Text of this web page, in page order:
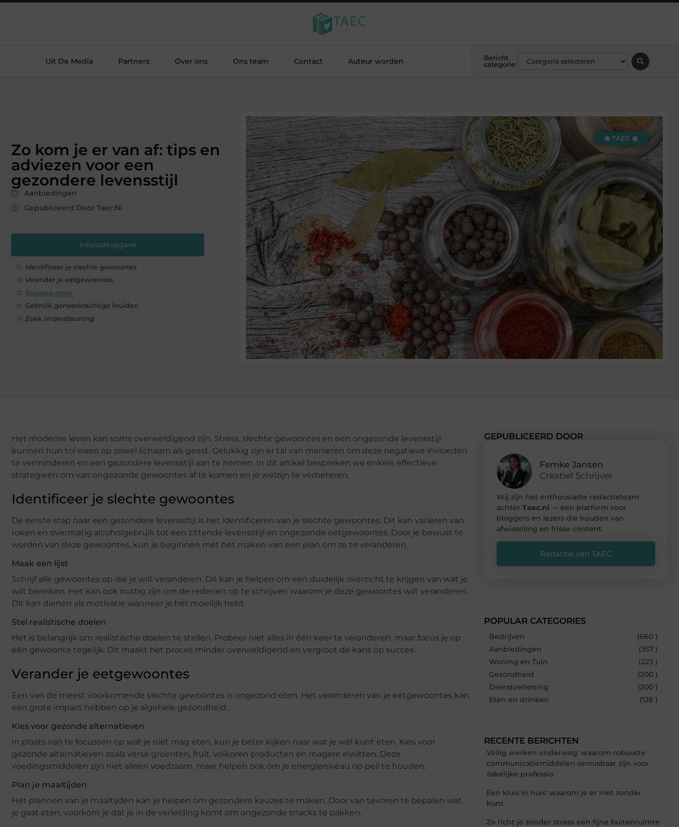
Uit De Media Partners Over ons Ons team Contact Auteur worden
Bericht
categorie
Zo kom je er van af: tips en
adviezen voor een
gezondere levensstijl
Aanbiedingen
Gepubliceerd Door Taec.nl
Inhoudsopgave
Identificeer je slechte gewoontes
Verander je eetgewoontes
Beweeg meer
Gebruik geneeskrachtige kruiden
Zoek ondersteuning
◉ TAEC ◉
Het moderne leven kan soms overweldigend zijn. Stress, slechte gewoontes en een ongezonde levensstijl
kunnen hun tol eisen op zowel lichaam als geest. Gelukkig zijn er tal van manieren om deze negatieve invloeden
te verminderen en een gezondere levensstijl aan te nemen. In dit artikel bespreken we enkele effectieve
strategieën om van ongezonde gewoontes af te komen en je welzijn te verbeteren.
Identificeer je slechte gewoontes
De eerste stap naar een gezondere levensstijl is het identificeren van je slechte gewoontes. Dit kan variëren van
roken en overmatig alcoholgebruik tot een zittende levensstijl en ongezonde eetgewoontes. Door je bewust te
worden van deze gewoontes, kun je beginnen met het maken van een plan om ze te veranderen.
Maak een lijst
Schrijf alle gewoontes op die je wilt veranderen. Dit kan je helpen om een duidelijk overzicht te krijgen van wat je
wilt bereiken. Het kan ook nuttig zijn om de redenen op te schrijven waarom je deze gewoontes wilt veranderen.
Dit kan dienen als motivatie wanneer je het moeilijk hebt.
Stel realistische doelen
Het is belangrijk om realistische doelen te stellen. Probeer niet alles in één keer te veranderen, maar focus je op
één gewoonte tegelijk. Dit maakt het proces minder overweldigend en vergroot de kans op succes.
Verander je eetgewoontes
Een van de meest voorkomende slechte gewoontes is ongezond eten. Het veranderen van je eetgewoontes kan
een grote impact hebben op je algehele gezondheid.
Kies voor gezonde alternatieven
In plaats van te focussen op wat je niet mag eten, kun je beter kijken naar wat je wél kunt eten. Kies voor
gezonde alternatieven zoals verse groenten, fruit, volkoren producten en magere eiwitten. Deze
voedingsmiddelen zijn niet alleen voedzaam, maar helpen ook om je energieniveau op peil te houden.
Plan je maaltijden
Het plannen van je maaltijden kan je helpen om gezondere keuzes te maken. Door van tevoren te bepalen wat
je gaat eten, voorkom je dat je in de verleiding komt om ongezonde snacks te pakken.
GEPUBLICEERD DOOR
Femke Jansen
Creatief Schrijver
Wij zijn het enthousiaste redactieteam
achter Taec.nl — een platform voor
bloggers en lezers die houden van
afwisseling en frisse content.
Redactie van TAEC
POPULAR CATEGORIES
Bedrijven
(660 )
Aanbiedingen
(357 )
Woning en Tuin
(223 )
Gezondheid
(200 )
Dienstverlening
(200 )
Eten en drinken
(126 )
RECENTE BERICHTEN
Veilig werken onderweg: waarom robuuste
communicatiemiddelen onmisbaar zijn voor
zakelijke professio
Een kluis in huis: waarom je er niet zonder
kunt
Zo richt je zonder stress een fijne buitenruimte